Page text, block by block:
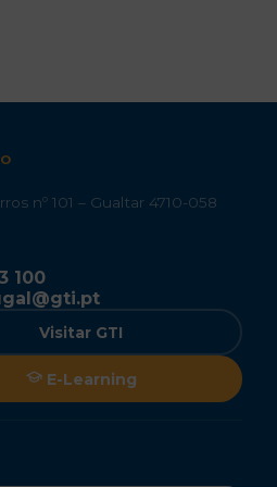
nº 101 – Gualtar 4710-058
100
Visitar GTI
E-Learning